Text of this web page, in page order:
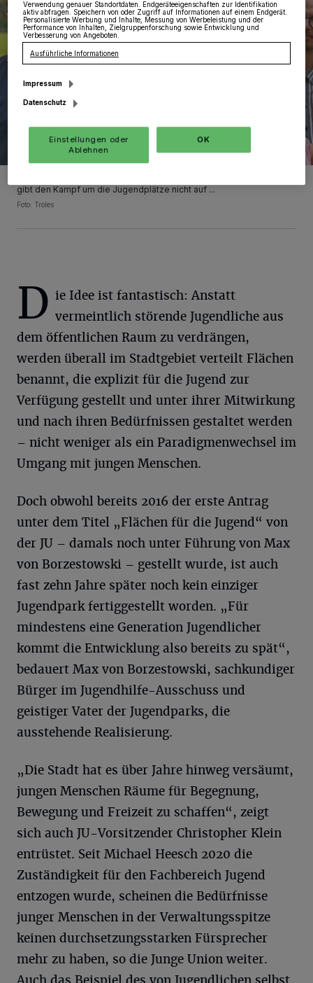
gibt den Kampf um die Jugendplätze nicht auf ...
Foto: Troles
D ie Idee ist fantastisch: Anstatt
vermeintlich störende Jugendliche aus
dem öffentlichen Raum zu verdrängen,
werden überall im Stadtgebiet verteilt Flächen
benannt, die explizit für die Jugend zur
Verfügung gestellt und unter ihrer Mitwirkung
und nach ihren Bedürfnissen gestaltet werden
– nicht weniger als ein Paradigmenwechsel im
Umgang mit jungen Menschen.
Doch obwohl bereits 2016 der erste Antrag
unter dem Titel „Flächen für die Jugend“ von
der JU – damals noch unter Führung von Max
von Borzestowski – gestellt wurde, ist auch
fast zehn Jahre später noch kein einziger
Jugendpark fertiggestellt worden. „Für
mindestens eine Generation Jugendlicher
kommt die Entwicklung also bereits zu spät“,
bedauert Max von Borzestowski, sachkundiger
Bürger im Jugendhilfe-Ausschuss und
geistiger Vater der Jugendparks, die
ausstehende Realisierung.
„Die Stadt hat es über Jahre hinweg versäumt,
jungen Menschen Räume für Begegnung,
Bewegung und Freizeit zu schaffen“, zeigt
sich auch JU-Vorsitzender Christopher Klein
entrüstet. Seit Michael Heesch 2020 die
Zuständigkeit für den Fachbereich Jugend
entzogen wurde, scheinen die Bedürfnisse
junger Menschen in der Verwaltungsspitze
keinen durchsetzungsstarken Fürsprecher
mehr zu haben, so die Junge Union weiter.
Verwendung genauer Standortdaten. Endgeräteeigenschaften zur Identifikation
aktiv abfragen. Speichern von oder Zugriff auf Informationen auf einem Endgerät.
Personalisierte Werbung und Inhalte, Messung von Werbeleistung und der
Performance von Inhalten, Zielgruppenforschung sowie Entwicklung und
Verbesserung von Angeboten.
Ausführliche Informationen
Impressum
Datenschutz
Einstellungen oder
Ablehnen
OK